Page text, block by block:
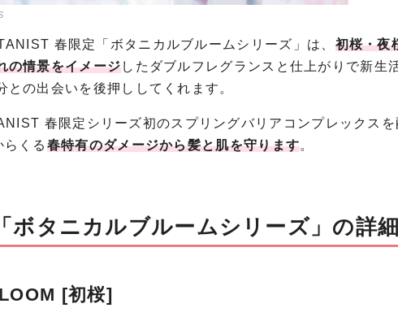
春限定「ボタニカルブルームシリーズ」は、 初桜・夜
の情景をイメージしたダブルフレグランスと仕上がりで新生
との出会いを後押ししてくれます。
春限定シリーズ初のスプリングバリアコンプレックス
くる 春特有のダメージから髪と肌を守ります。
ボタニカルブルームシリーズ」の詳
[初桜]